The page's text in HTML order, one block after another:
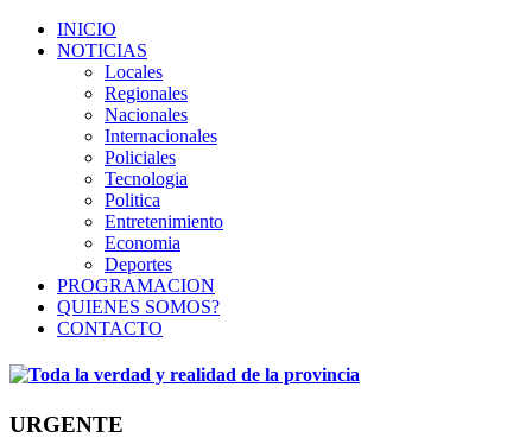
INICIO
NOTICIAS
Locales
Regionales
Nacionales
Internacionales
Policiales
Tecnologia
Politica
Entretenimiento
Economia
Deportes
PROGRAMACION
QUIENES SOMOS?
CONTACTO
URGENTE